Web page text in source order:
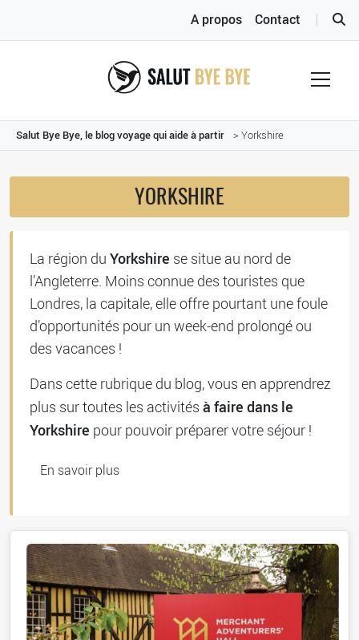
A propos Contact
Salut Bye Bye, le blog voyage qui aide à partir > Yorkshire
YORKSHIRE
La région duYorkshire se situe au nord de
l’Angleterre. Moins connue des touristes que
Londres, la capitale, elle offre pourtant une foule
d’opportunités pour un week-end prolongé ou
des vacances !
Dans cette rubrique du blog, vous en apprendrez
plus sur toutes les activitésà faire dans le
Yorkshire pour pouvoir préparer votre séjour !
En savoir plus